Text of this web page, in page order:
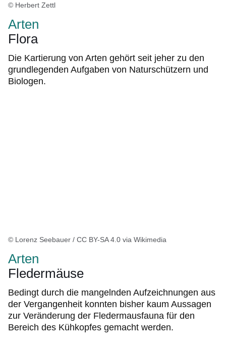
© Herbert Zettl
Arten
Flora
Die Kartierung von Arten gehört seit jeher zu den
grundlegenden Aufgaben von Naturschützern und
Biologen.
© Lorenz Seebauer / CC BY-SA 4.0 via Wikimedia
Arten
Fledermäuse
Bedingt durch die mangelnden Aufzeichnungen aus
der Vergangenheit konnten bisher kaum Aussagen
zur Veränderung der Fledermausfauna für den
Bereich des Kühkopfes gemacht werden.